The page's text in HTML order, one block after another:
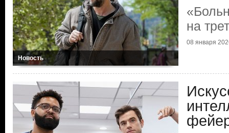
Новость
на
08 января